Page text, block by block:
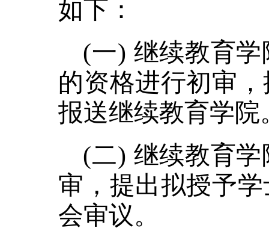
如下：
(一) 继续教育学
的资格进行初审
报送继续教育学院
(二) 继续教育
审 ，提出拟授予
会审议。